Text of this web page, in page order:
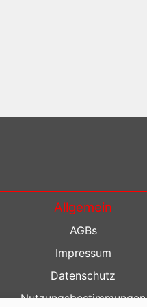
Allgemein
AGBs
Impressum
Datenschutz
Nutzungsbestimmungen